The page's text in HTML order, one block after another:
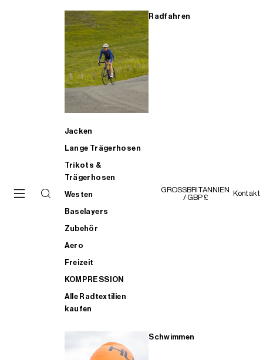
Radfahren
Jacken
Lange Trägerhosen
Trikots &
Trägerhosen
Westen
Baselayers
Zubehör
Aero
Freizeit
KOMPRESSION
Alle Radtextilien
kaufen
Schwimmen
GROSSBRITANNIEN
/ GBP £
Kontakt